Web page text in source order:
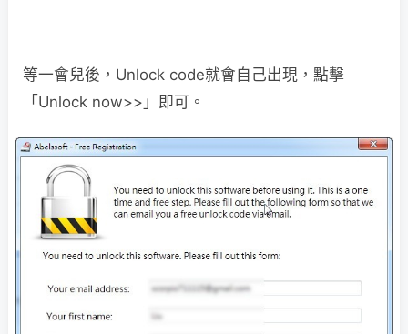
等一會兒後，Unlock code就會自己出現，點擊
「Unlock now>>」即可。